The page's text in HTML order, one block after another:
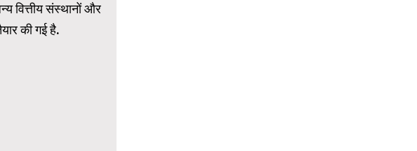
वित्तीय संस्थानों और
की गई है.